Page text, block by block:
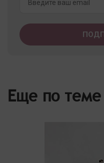
Еще по теме